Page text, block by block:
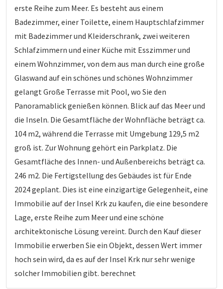
erste Reihe zum Meer. Es besteht aus einem
Badezimmer, einer Toilette, einem Hauptschlafzimmer
mit Badezimmer und Kleiderschrank, zwei weiteren
Schlafzimmern und einer Küche mit Esszimmer und
einem Wohnzimmer, von dem aus man durch eine große
Glaswand auf ein schönes und schönes Wohnzimmer
gelangt Große Terrasse mit Pool, wo Sie den
Panoramablick genießen können. Blick auf das Meer und
die Inseln. Die Gesamtfläche der Wohnfläche beträgt ca.
104 m2, während die Terrasse mit Umgebung 129,5 m2
groß ist. Zur Wohnung gehört ein Parkplatz. Die
Gesamtfläche des Innen- und Außenbereichs beträgt ca.
246 m2. Die Fertigstellung des Gebäudes ist für Ende
2024 geplant. Dies ist eine einzigartige Gelegenheit, eine
Immobilie auf der Insel Krk zu kaufen, die eine besondere
Lage, erste Reihe zum Meer und eine schöne
architektonische Lösung vereint. Durch den Kauf dieser
Immobilie erwerben Sie ein Objekt, dessen Wert immer
hoch sein wird, da es auf der Insel Krk nur sehr wenige
solcher Immobilien gibt. berechnet